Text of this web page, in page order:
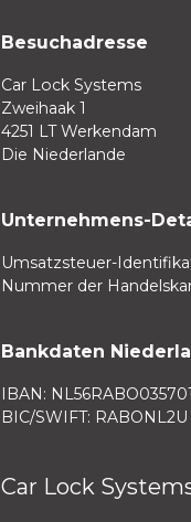
Besuchadresse
Car Lock Systems
Zweihaak 1
4251 LT Werkendam
Die Niederlande
Unternehmens-
Umsatzsteuer-
Nummer der
Bankdaten
IBAN:
BIC/SWIFT: RABONL2U
Car Lock